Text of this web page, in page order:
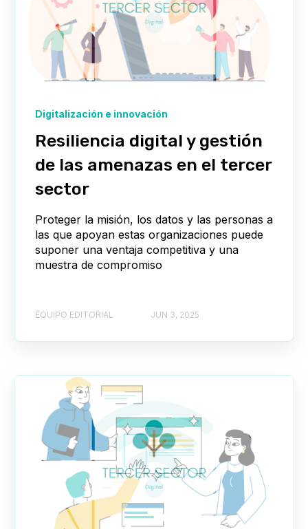
Digitalización e innovación
Resiliencia digital y gestión
de las amenazas en el tercer
sector
Proteger la misión, los datos y las personas a
las que apoyan estas organizaciones puede
suponer una ventaja competitiva y una
muestra de compromiso
EQUIPO EDITORIAL JUN 3, 2025